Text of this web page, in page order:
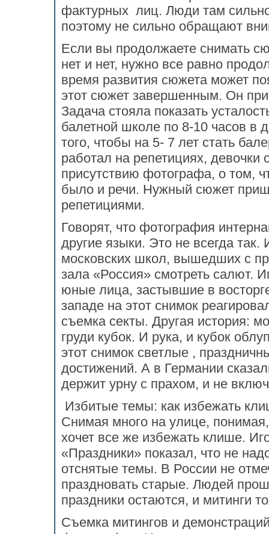
фактурных лиц. Люди там
поэтому не сильно обращают
Если вы продолжаете снимать
нет и нет, нужно все равно
время развития сюжета может
этот сюжет завершенным. Он
Задача стояла показать
балетной школе по 8-10 часов в
того, чтобы на 5- 7 лет стать
работал на репетициях,
присутствию фотографа, о том,
было и речи. Нужный сюжет
репетициями.
Говорят, что фотография
другие языки. Это не всегда так.
московских школ, вышедших с
зала «Россия» смотреть салют.
юные лица, застывшие в
западе на этот снимок
съемка секты. Другая история:
груди кубок. И рука, и кубок
этот снимок светлые ,
достижений. А в Германии
держит урну с прахом, и не
Избитые темы: как избежать
Снимая много на улице,
хочет все же избежать клише.
«Праздники» показал, что не
отснятые темы. В России не
праздновать старые. Людей
праздники остаются, и митинги
Съемка митингов и